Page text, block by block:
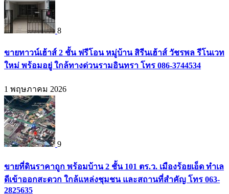
8
ขายทาวน์เฮ้าส์ 2 ชั้น ฟรีโอน หมู่บ้าน สิรีนเฮ้าส์ วัชรพล รีโนเวท
ใหม่ พร้อมอยู่ ใกล้ทางด่วนรามอินทรา โทร 086-3744534
1 พฤษภาคม 2026
9
ขายที่ดินราคาถูก พร้อมบ้าน 2 ชั้น 101 ตร.ว. เมืองร้อยเอ็ด ทำเล
ดีเข้าออกสะดวก ใกล้แหล่งชุมชน และสถานที่สำคัญ โทร 063-
2825635